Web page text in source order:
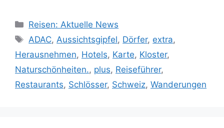
Kategorien
Reisen: Aktuelle News
Schlagwörter
ADAC, Aussichtsgipfel, Dörfer, extra,
Herausnehmen, Hotels, Karte, Kloster,
Naturschönheiten., plus, Reiseführer,
Restaurants, Schlösser, Schweiz, Wanderungen